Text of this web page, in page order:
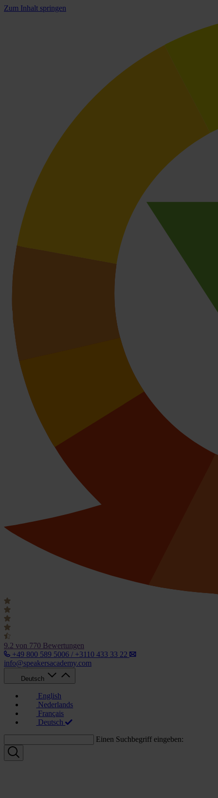
Zum Inhalt springen
9.2 von 770 Bewertungen
+49 800 589 5006 / +3110 433 33 22
info@speakersacademy.com
Deutsch
English
Nederlands
Français
Deutsch
Einen Suchbegriff eingeben: